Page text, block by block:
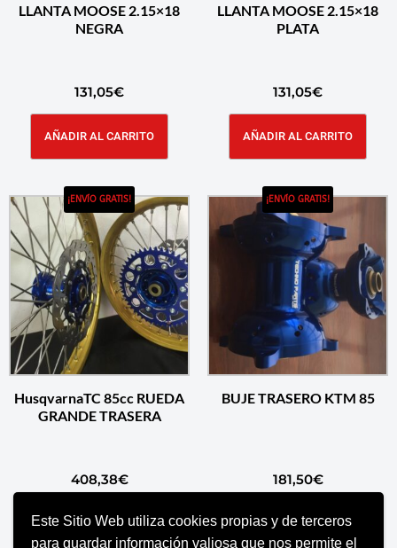
Este Sitio Web utiliza cookies propias y de terceros
para guardar información valiosa que nos permite el
LLANTA MOOSE 2.15×18
NEGRA
131,05€
AÑADIR AL CARRITO
LLANTA MOOSE 2.15×18
PLATA
131,05€
AÑADIR AL CARRITO
¡ENVÍO GRATIS!
HusqvarnaTC 85cc RUEDA
GRANDE TRASERA
408,38€
AÑADIR AL CARRITO
¡ENVÍO GRATIS!
BUJE TRASERO KTM 85
181,50€
AÑADIR AL CARRITO